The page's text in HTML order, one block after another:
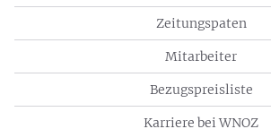
Zeitungspaten
Mitarbeiter
Bezugspreisliste
Karriere bei WNOZ